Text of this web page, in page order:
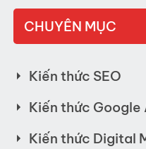
CHUYÊN MỤC
Kiến thức SEO
Kiến thức Google
Kiến thức Digital